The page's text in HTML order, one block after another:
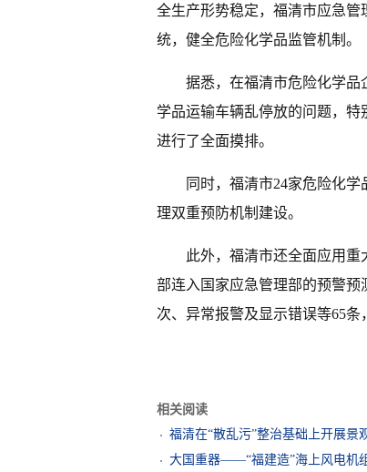
全生产形势稳定，福清市应急
统，健全危险化学品监管机制。
据悉，在福清市危险化学
学品运输车辆乱停放的问题，
进行了全面摸排。
同时，福清市24家危险化
理双重预防机制建设。
此外，福清市还全面应用
部连入国家应急管理部的预警
次、异常报警及显示错误等65条
相关阅读
福清在“散乱污”整治基础上开展景
大国重器——“福建造”海上风电机